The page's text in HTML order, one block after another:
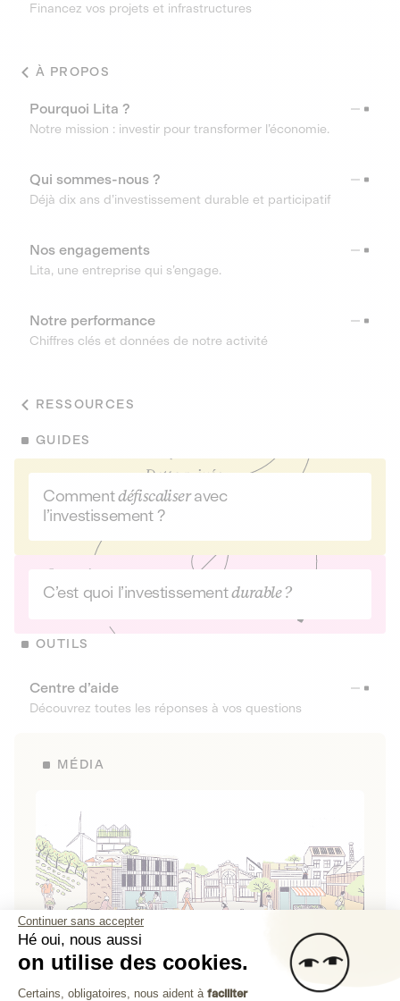
Financez vos projets et infrastructures
À PROPOS
Pourquoi Lita ?
Notre mission : investir pour transformer l’économie.
Qui sommes-nous ?
Déjà dix ans d’investissement durable et participatif
Nos engagements
Lita, une entreprise qui s’engage.
Notre performance
Chiffres clés et données de notre activité
RESSOURCES
GUIDES
Commentdéfiscaliser avec
l’investissement ?
C’est quoi l’investissementdurable ?
OUTILS
Centre d’aide
Découvrez toutes les réponses à vos questions
MÉDIA
Continuer sans accepter
Hé oui, nous aussi
on utilise des cookies.
Plateforme de Gestion du
Certains, obligatoires, nous aident à faciliter